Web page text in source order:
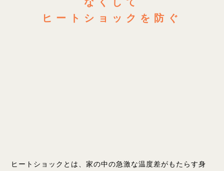
ヒートショックを防ぐ
ヒートショックとは、家の中の急激な温度差がもたらす身